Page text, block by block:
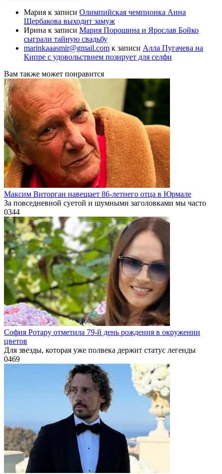
Мария к записи Олимпийская чемпионка Анна
Щербакова выходит замуж
Ирина к записи Мария Порошина и Ярослав Бойко
сыграли тайную свадьбу
marinkaaasmir@gmail.com к записи Алла Пугачева на
Кипре с удовольствием позирует для селфи
Вам также может понравится
Максим Виторган навещает 86-летнего отца в Юрмале
За повседневной суетой и шумными заголовками мы часто
0344
София Ротару отметила 79-й день рождения в окружении
цветов
Для звезды, которая уже полвека держит статус легенды
0469